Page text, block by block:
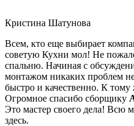
Кристина Шатунова
Всем, кто еще выбирает
советую Кухни мол! Не
спальню. Начиная с
монтажом никаких проблем
быстро и качественно. К
Огромное спасибо сборщику
Это мастер своего дела! Всю
здесь.